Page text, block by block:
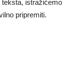
teksta, istražićemo
pripremiti.